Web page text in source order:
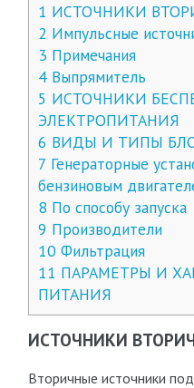
1 ИСТОЧНИКИ
2 Импульсные
3 Примечания
4Выпрямитель
5 ИСТОЧНИКИ
ЭЛЕКТРОПИТАНИЯ
6 ВИДЫ И ТИПЫ
7 Генераторные
бензиновым
8 По способу запуска
9 Производители
10Фильтрация
11 ПАРАМЕТРЫ И
ПИТАНИЯ
ИСТОЧНИКИ
Вторичные источники